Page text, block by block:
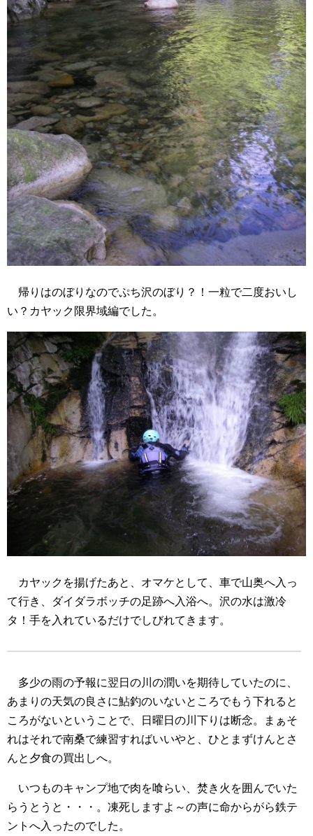
帰りはのぼりなのでぷち沢のぼり？！一粒で二度おいし
い？カヤック限界域編でした。
カヤックを揚げたあと、オマケとして、車で山奥へ入っ
て行き、ダイダラボッチの足跡へ入浴へ。沢の水は激冷
タ！手を入れているだけでしびれてきます。
多少の雨の予報に翌日の川の潤いを期待していたのに、
あまりの天気の良さに鮎釣のいないところでもう下れると
ころがないということで、日曜日の川下りは断念。まぁそ
れはそれで南桑で練習すればいいやと、ひとまずけんとさ
んと夕食の買出しへ。
いつものキャンプ地で肉を喰らい、焚き火を囲んでいた
らうとうと・・・。凍死しますよ～の声に命からがら鉄テ
ントへ入ったのでした。